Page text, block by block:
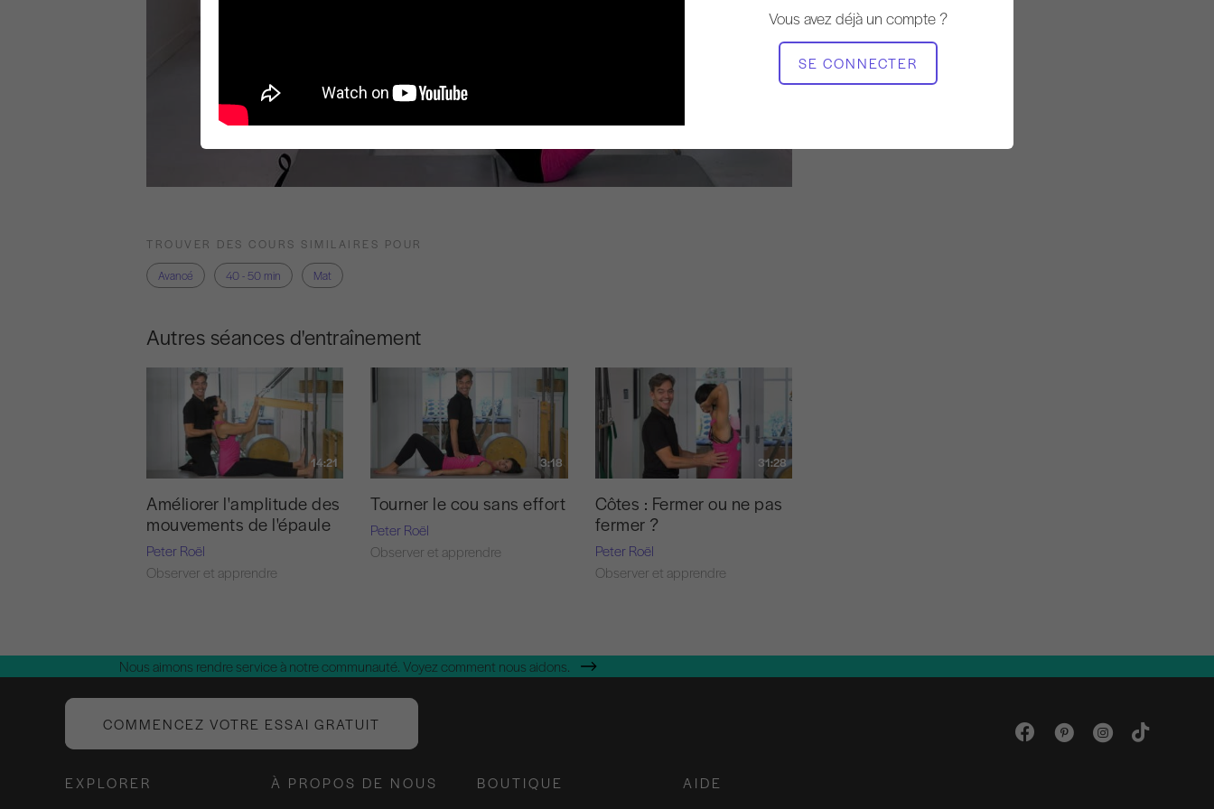
Vous avez déjà un compte ?
SE CONNECTER
Mat
TROUVER DES COURS SIMILAIRES POUR
Avancé
40 - 50 min Mat
Autres séances d'entraînement
14:21
Améliorer l'amplitude des
mouvements de l'épaule
Peter Roël
Observer et apprendre
3:18
Tourner le cou sans effort
Peter Roël
Observer et apprendre
31:28
Côtes : Fermer ou ne pas
fermer ?
Peter Roël
Observer et apprendre
Nous aimons rendre service à notre communauté. Voyez comment nous aidons.
COMMENCEZ VOTRE ESSAI GRATUIT
EXPLORER À PROPOS DE NOUS BOUTIQUE AIDE